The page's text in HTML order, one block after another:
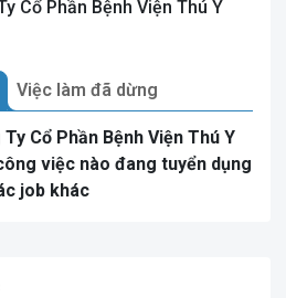
Cổ Phần Bệnh Viện Thú Y
Việc làm đã dừng
Cổ Phần Bệnh Viện Thú Y
việc nào đang tuyển dụng
job khác